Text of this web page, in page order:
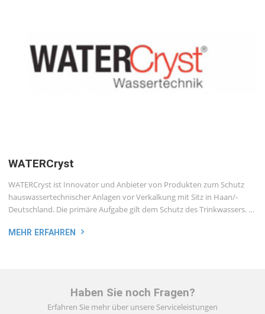
WATERCryst
WATERCryst ist Innovator und Anbieter von Produkten zum Schutz
haus­wasser­tech­nischer Anla­gen vor Verkal­kung mit Sitz in Haan/­
Deutsch­land. Die primäre Auf­gabe gilt dem Schutz des Trink­wassers. …
MEHR ERFAHREN
Haben Sie noch Fragen?
Erfahren Sie mehr über unsere Serviceleistungen